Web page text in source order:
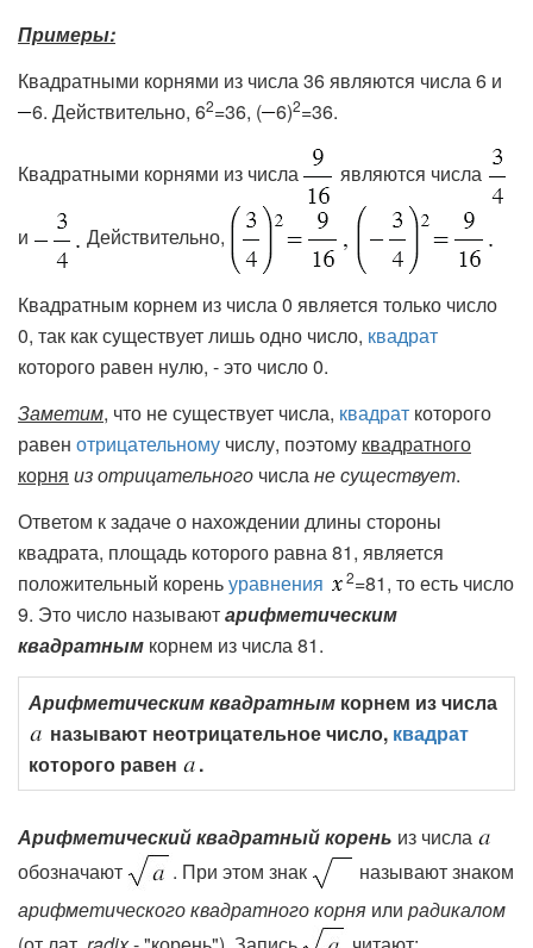
Примеры:
Квадратными корнями из числа 36 являются числа 6 и
6. Действительно, 62=36, ( 6)2=36.
Квадратными корнями из числа являются числа
и Действительно,
Квадратным корнем из числа 0 является только число
0, так как существует лишь одно число, квадрат
которого равен нулю, - это число 0.
Заметим, что не существует числа, квадрат которого
равен отрицательному числу, поэтому квадратного
корня из отрицательного числане существует.
Ответом к задаче о нахождении длины стороны
квадрата, площадь которого равна 81, является
положительный кореньуравнения 2=81, то есть число
9. Это число называютарифметическим
квадратным корнем из числа 81.
Арифметическим квадратным корнем из числа
называют неотрицательное число, квадрат
которого равен
.
Арифметический квадратный корень из числа
обозначают
. При этом знак
называют знаком
арифметического квадратного корня или радикалом